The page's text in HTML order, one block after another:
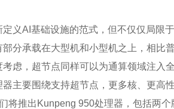
定义AI基础设施的范式，但不仅仅局限
部分承载在大型机和小型机之上，相比
虑，超节点同样可以为通算领域注入全
器主要围绕支持超节点，更多核、更高
将推出Kunpeng 950处理器，包括两